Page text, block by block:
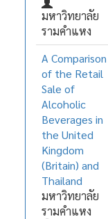
มหาวิทยาลัย
รามคำแหง
A Comparison
of the Retail
Sale of
Alcoholic
Beverages in
the United
Kingdom
(Britain) and
Thailand
มหาวิทยาลัย
รามคำแหง